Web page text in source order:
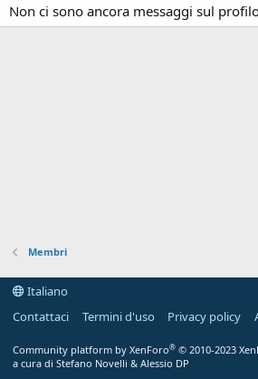
Non ci sono ancora messaggi sul
Membri
Italiano
Contattaci
Termini d'uso Privacy policy
Community platform by XenForo® © 2010-2023
a cura di Stefano Novelli & Alessio DP